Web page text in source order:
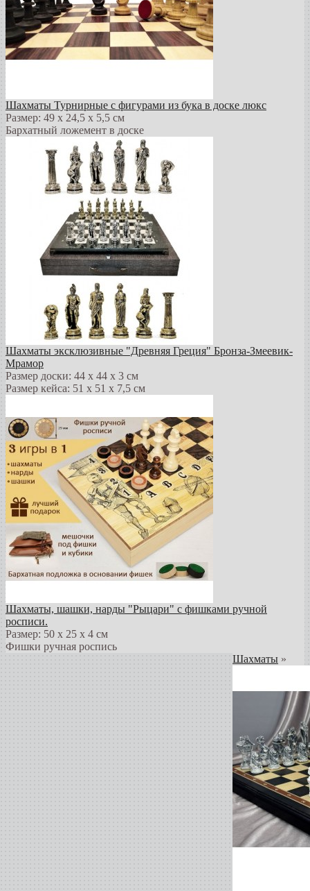
Шахматы Турнирные с фигурами из бука в доске люкс
Размер: 49 х 24,5 х 5,5 см
Бархатный ложемент в доске
Шахматы эксклюзивные "Древняя Греция" Бронза-Змеевик-
Мрамор
Размер доски: 44 х 44 х 3 см
Размер кейса: 51 х 51 х 7,5 см
Шахматы, шашки, нарды "Рыцари" с фишками ручной
росписи.
Размер: 50 х 25 х 4 см
Фишки ручная роспись
Шахматы »